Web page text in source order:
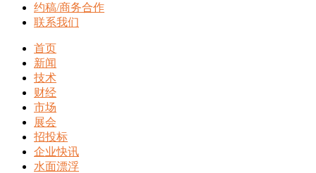
约稿/商务合作
联系我们
首页
新闻
技术
财经
市场
展会
招投标
企业快讯
水面漂浮